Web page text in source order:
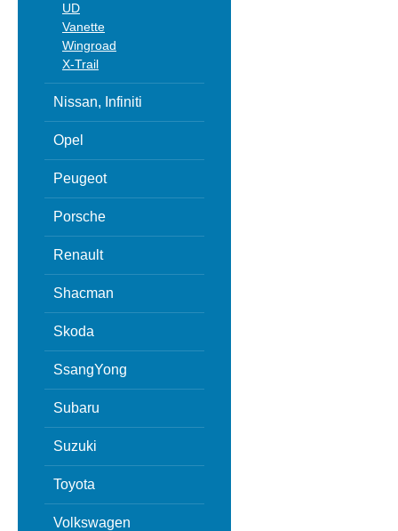
UD
Vanette
Wingroad
X-Trail
Nissan, Infiniti
Opel
Peugeot
Porsche
Renault
Shacman
Skoda
SsangYong
Subaru
Suzuki
Toyota
Volkswagen